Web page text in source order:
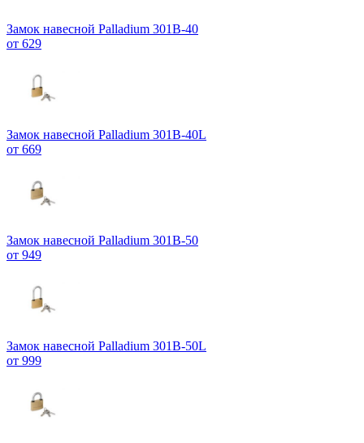
Замок навесной Palladium 301B-40
от 629
Замок навесной Palladium 301B-40L
от 669
Замок навесной Palladium 301B-50
от 949
Замок навесной Palladium 301B-50L
от 999